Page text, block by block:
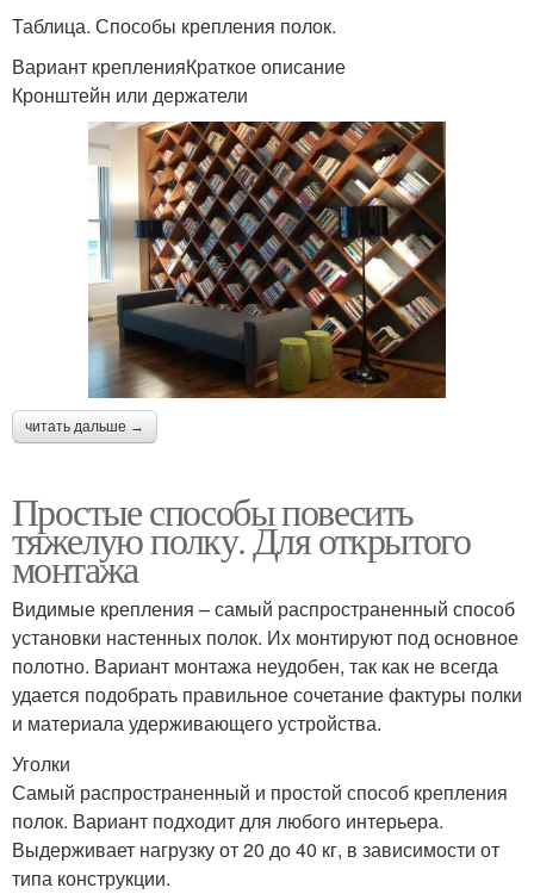
Таблица. Способы крепления полок.
Вариант крепленияКраткое описание
Кронштейн или держатели
читать дальше →
Простые способы повесить
тяжелую полку. Для открытого
монтажа
Видимые крепления – самый распространенный способ
установки настенных полок. Их монтируют под основное
полотно. Вариант монтажа неудобен, так как не всегда
удается подобрать правильное сочетание фактуры полки
и материала удерживающего устройства.
Уголки
Самый распространенный и простой способ крепления
полок. Вариант подходит для любого интерьера.
Выдерживает нагрузку от 20 до 40 кг, в зависимости от
типа конструкции.